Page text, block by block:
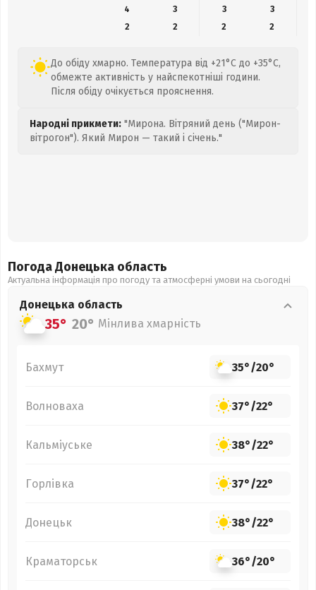
4
3 3
3
2
2 2 2
До обіду хмарно. Температура від +21°C до +35°C,
обмежте активність у найспекотніші години.
Після обіду очікується прояснення.
Народні прикмети: "Мирона. Вітряний день ("Мирон-
вітрогон"). Який Мирон — такий і січень."
Погода Донецька область
Актуальна інформація про погоду та атмосферні умови на сьогодні
Донецька область
35° 20° Мінлива хмарність
Бахмут 35°/20°
Волноваха 37°/22°
Кальміуське 38°/22°
Горлівка 37°/22°
Донецьк 38°/22°
Краматорськ 36°/20°